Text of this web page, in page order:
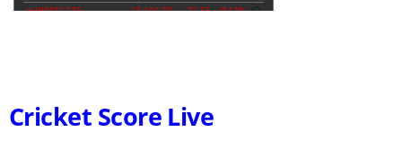
Cricket Score Live